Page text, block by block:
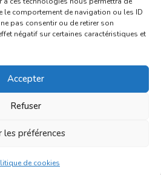
le comportement de navigation ou les ID
pas consentir ou de retirer son
négatif sur certaines caractéristiques et
Accepter
Refuser
les préférences
de cookies
au 1er
Charignon-
octobre :
Saint-Jacques)
octobre:
Fabre)
:pharmacie